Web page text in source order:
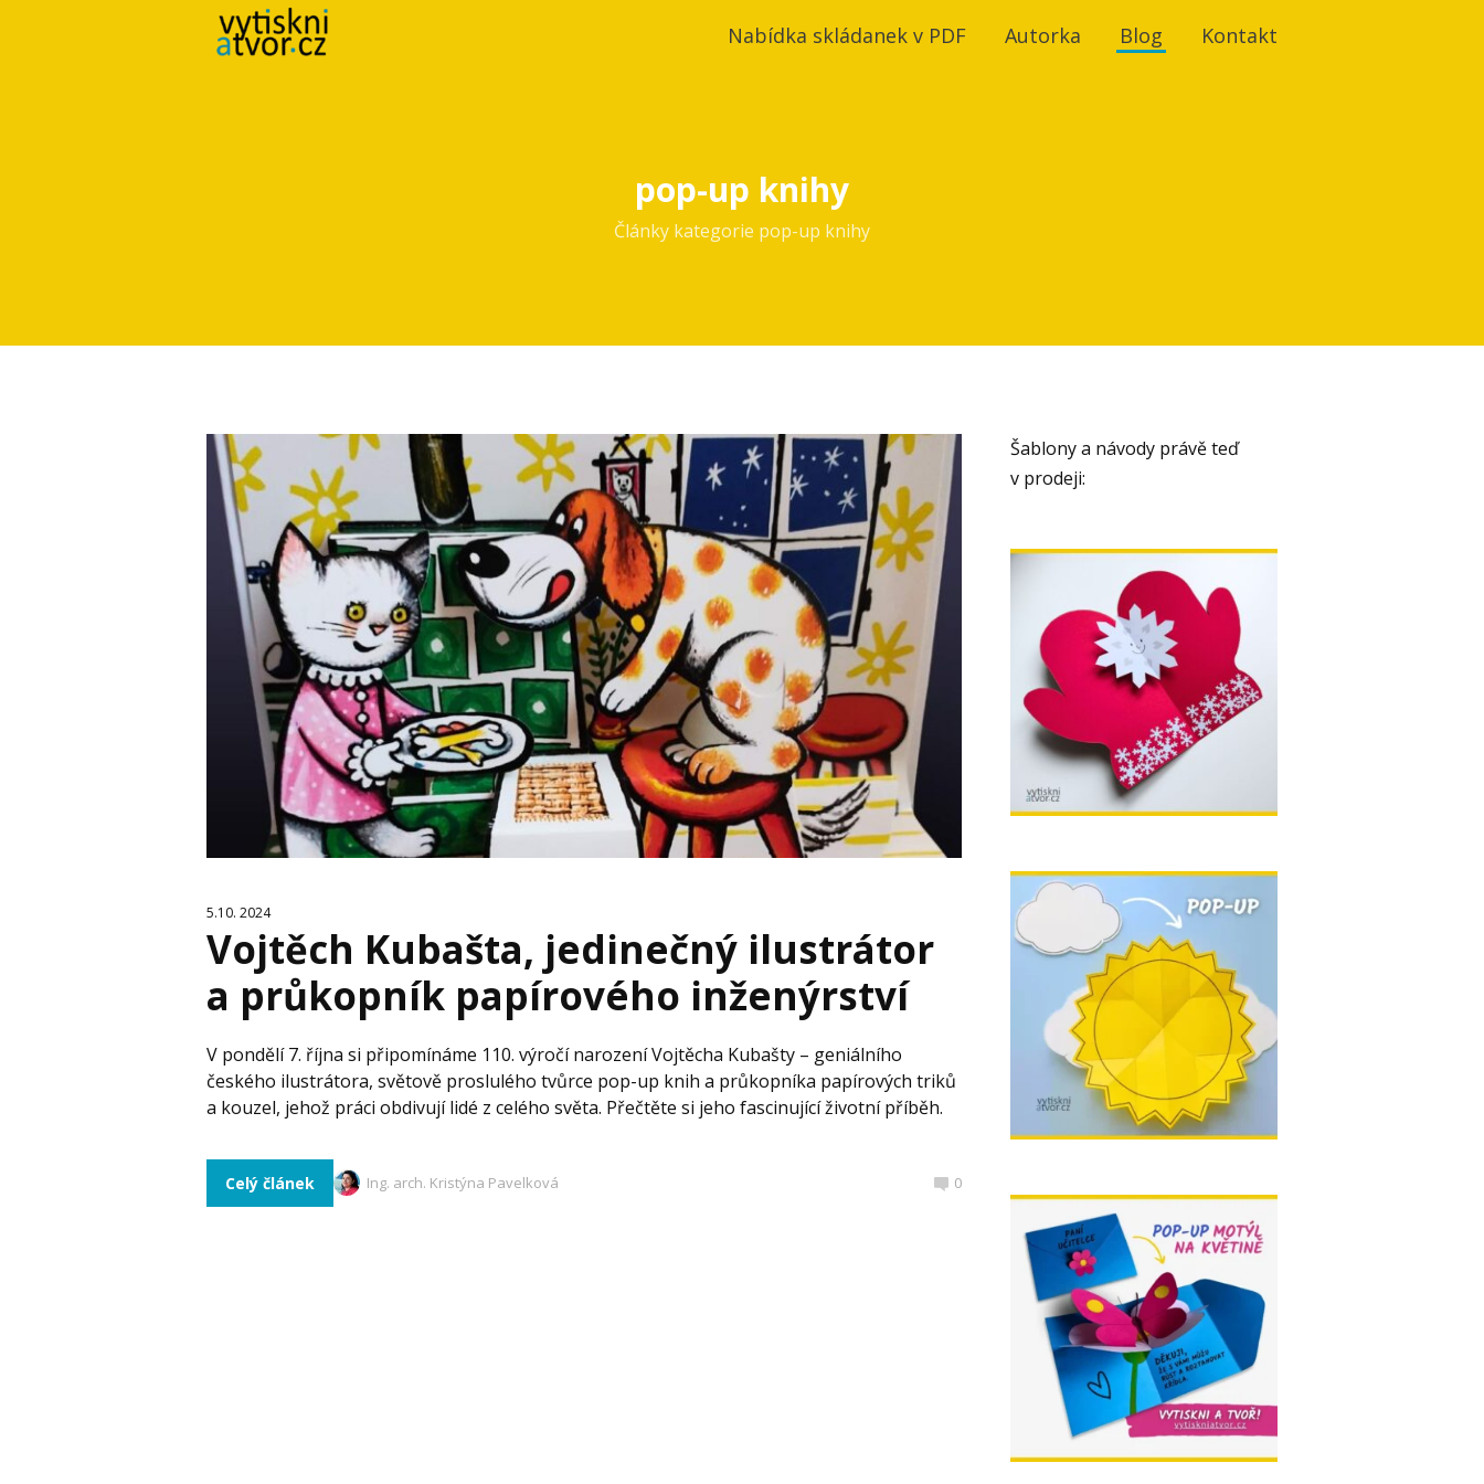
Nabídka skládanek v PDF Autorka Blog Kontakt
pop-up knihy
Články kategorie pop-up knihy
5.10. 2024
Vojtěch Kubašta, jedinečný ilustrátor
a průkopník papírového inženýrství
V pondělí 7. října si připomínáme 110. výročí narození Vojtěcha Kubašty – geniálního
českého ilustrátora, světově proslulého tvůrce pop-up knih a průkopníka papírových triků
a kouzel, jehož práci obdivují lidé z celého světa. Přečtěte si jeho fascinující životní příběh.
Celý článek Ing. arch. Kristýna Pavelková 0
Šablony a návody právě teď
v prodeji: